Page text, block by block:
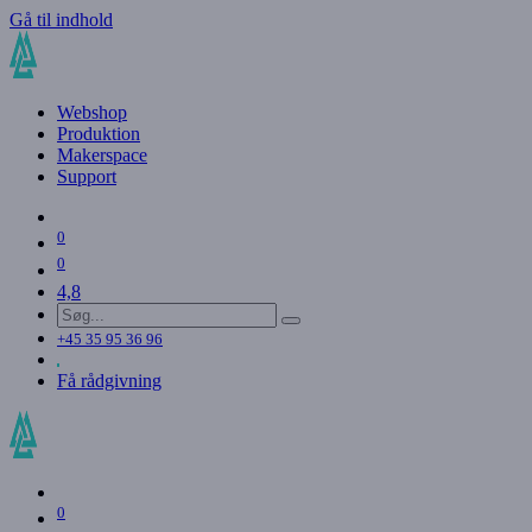
Gå til indhold
Webshop
Produktion
Makerspace
Support
0
0
4,8
+45 35 95 36 96
Få rådgivning
0